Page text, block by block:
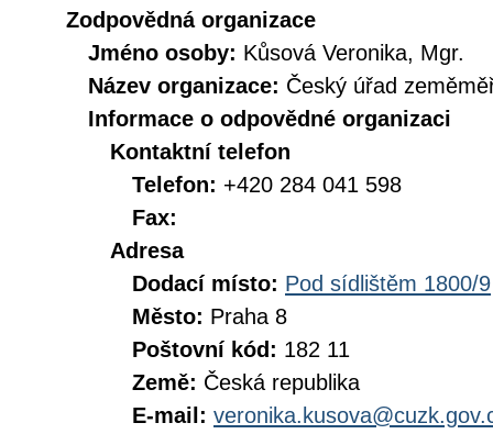
Zodpovědná organizace
Jméno osoby: Kůsová Veronika, Mgr.
Název organizace: Český úřad
Informace o odpovědné organizaci
Kontaktní telefon
Telefon: +420 284 041 598
Fax:
Adresa
Dodací místo: Pod sídlištěm 1800/9
Město: Praha 8
Poštovní kód: 182 11
Země: Česká republika
E-mail: